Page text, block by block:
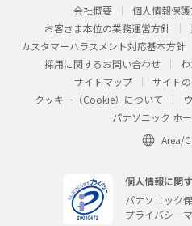
会社概要
個人情報保
お客さま本位の業務運営方針
カスタマーハラスメント対応基本方針
採用に関するお問い合わせ
サイトマップ
サイト
クッキー（Cookie）について
パナソニック ホ
Area/
個人情報に関
パナソニック
プライバシー